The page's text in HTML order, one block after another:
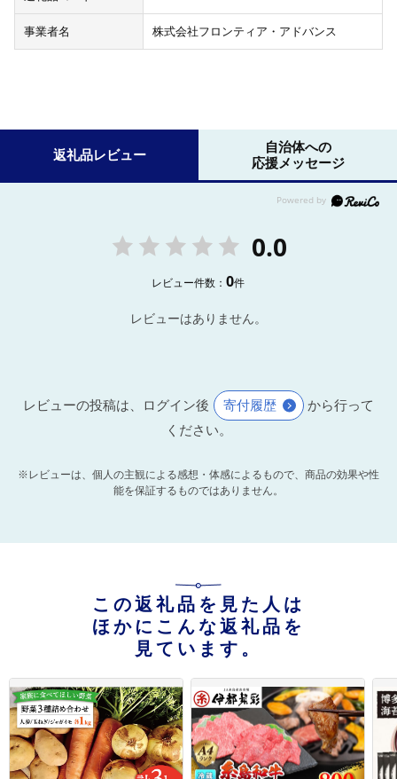
事業者名 株式会社フロンティア・アドバンス
返礼品レビュー
自治体への
応援メッセージ
0.0
レビュー件数：0件
レビューはありません。
レビューの投稿は、ログイン後 寄付履歴
から行って
ください。
※レビューは、個人の主観による感想・体感によるもので、商品の効果や性
能を保証するものではありません。
この返礼品を見た人は
ほかにこんな返礼品を
見ています。